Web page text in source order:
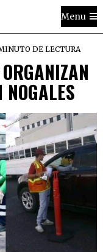
Menu
DE LECTURA